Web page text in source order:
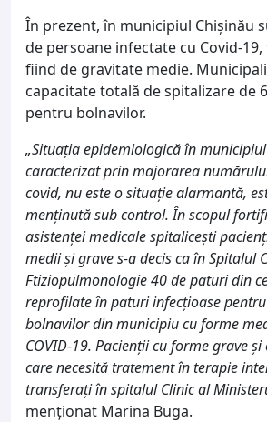
În prezent, în municipiul Chișinău
de persoane infectate cu Covid-
fiind de gravitate medie.
capacitate totală de spitalizare de
pentru bolnavilor.
„Situația epidemiologică în
caracterizat prin majorarea
covid, nu este o situație alarmantă,
menținută sub control. În scopul
asistenței medicale spitalicești
medii și grave s-a decis ca în Spitalul
Ftiziopulmonologie 40 de paturi din
reprofilate în paturi infecțioase
bolnavilor din municipiu cu forme
COVID-19. Pacienții cu forme grave
care necesită tratement în terapie
transferați în spitalul Clinic al
menționat Marina Buga.